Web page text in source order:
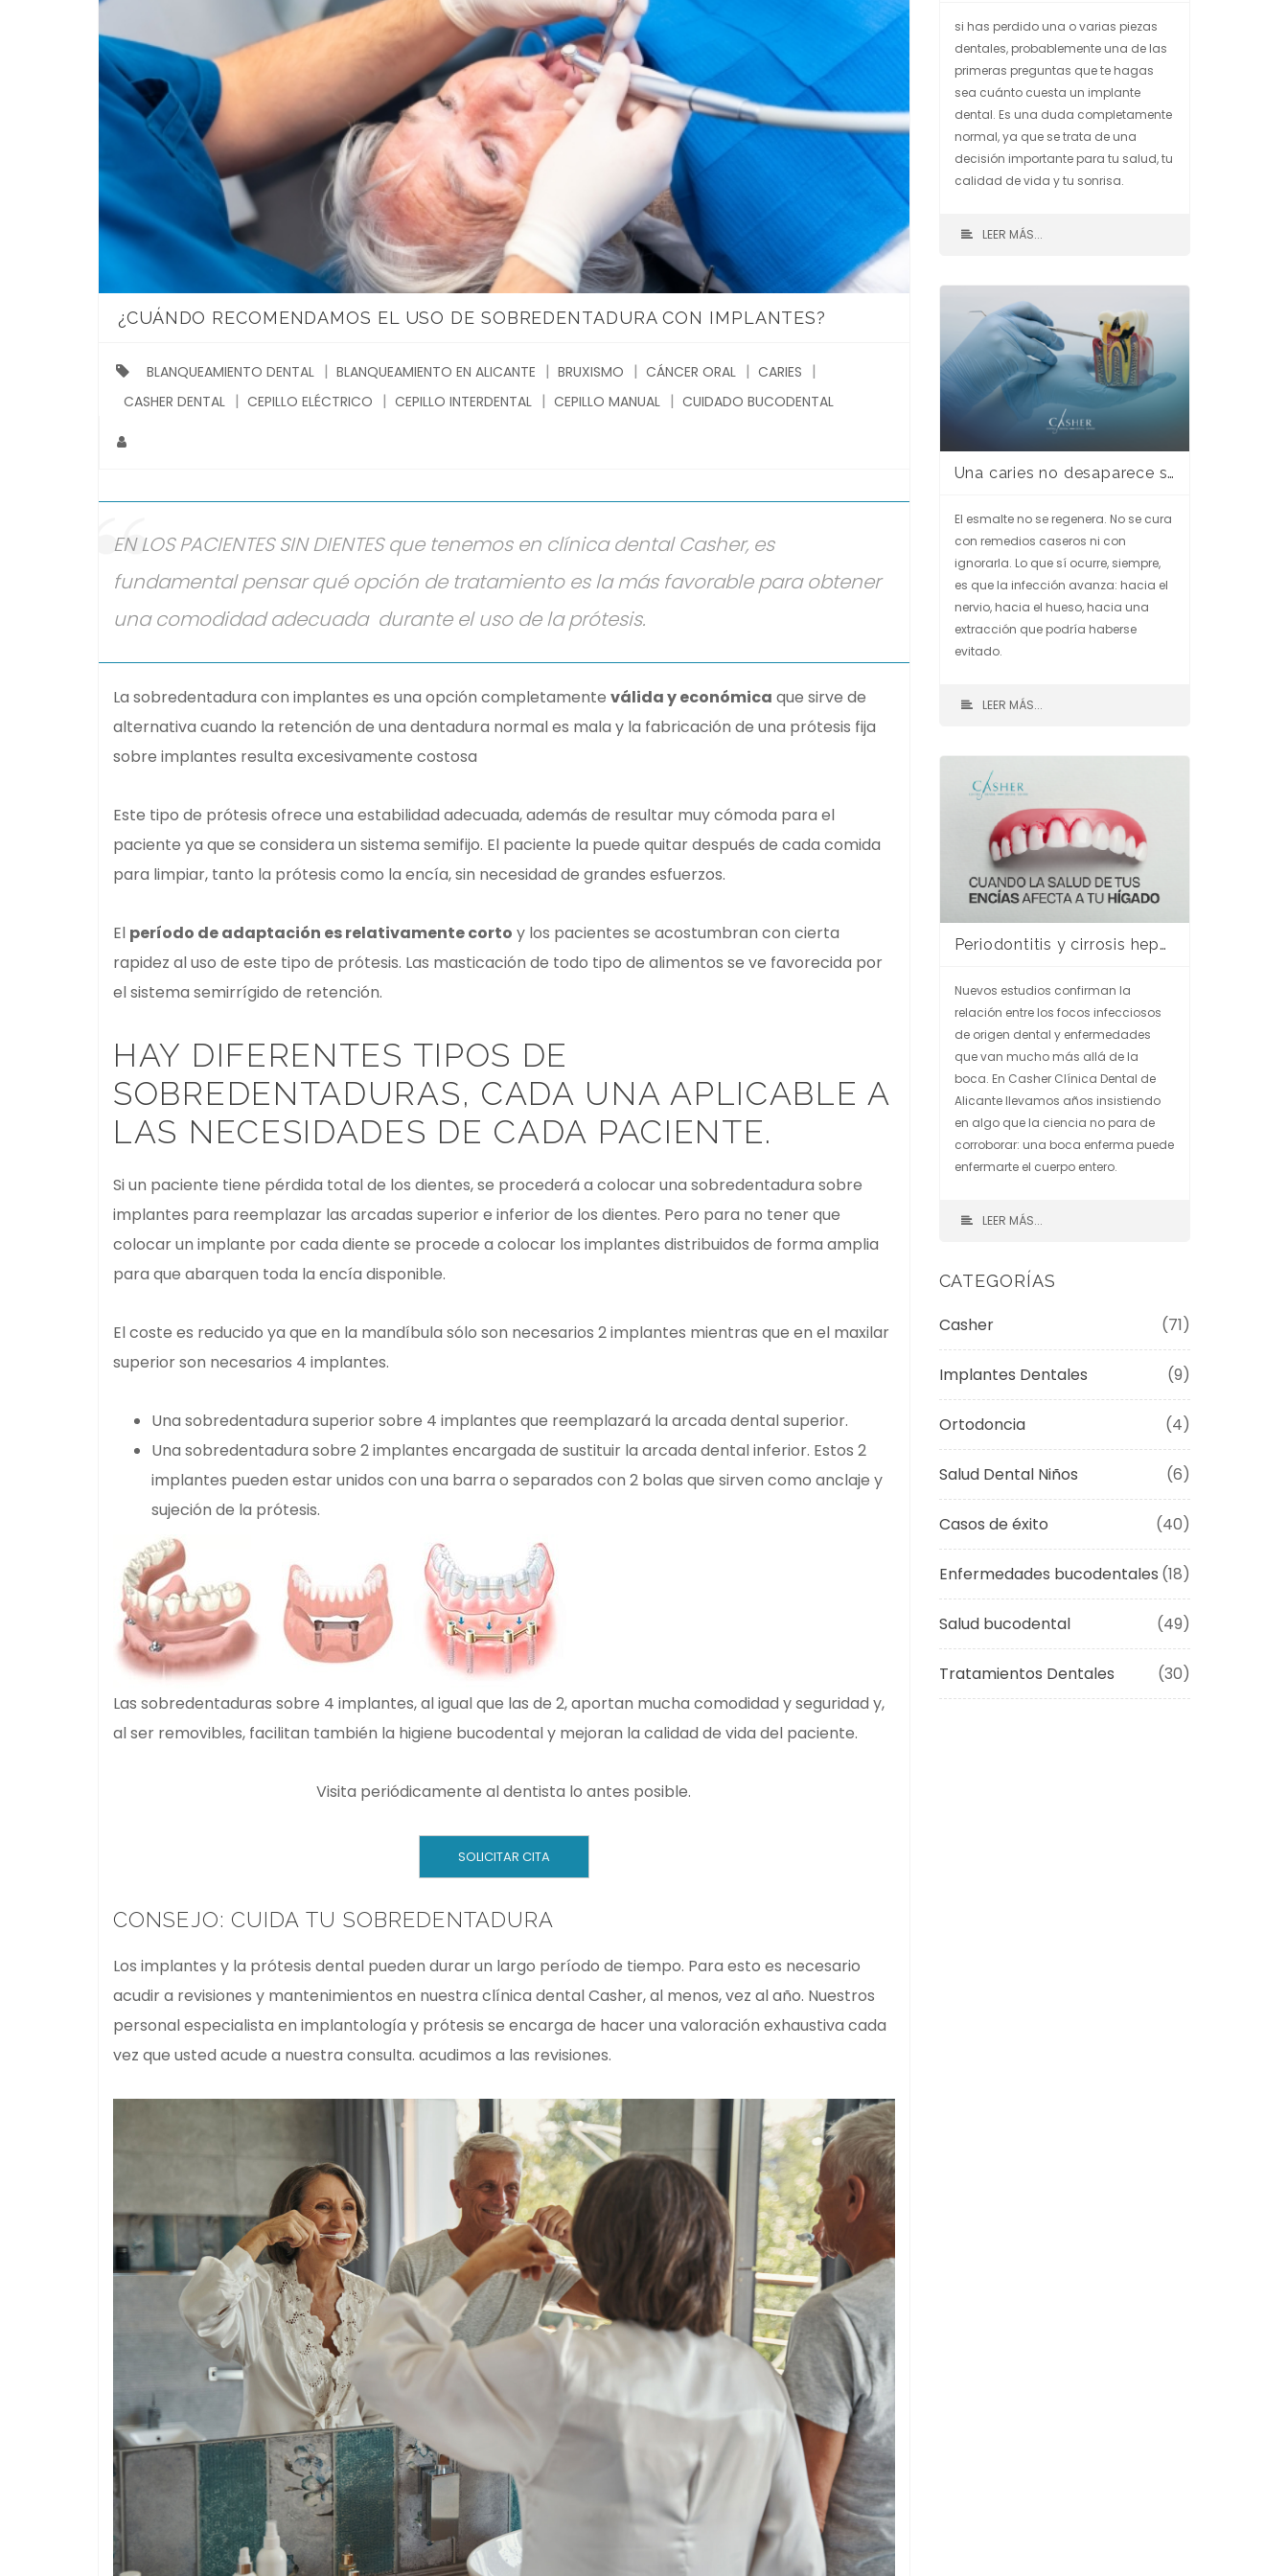
¿CUÁNDO RECOMENDAMOS EL USO DE SOBREDENTADURA CON IMPLANTES?
BLANQUEAMIENTO DENTAL BLANQUEAMIENTO EN ALICANTE BRUXISMO CÁNCER ORAL
CARIES
CASHER DENTAL
CEPILLO ELÉCTRICO CEPILLO INTERDENTAL CEPILLO MANUAL CUIDADO BUCODENTAL
EN LOS PACIENTES SIN DIENTES que tenemos en clínica dental Casher, es
fundamental pensar qué opción de tratamiento es la más favorable para obtener
una comodidad adecuada durante el uso de la prótesis.
La sobredentadura con implantes es una opción completamente válida y económica que sirve de
alternativa cuando la retención de una dentadura normal es mala y la fabricación de una prótesis fija
sobre implantes resulta excesivamente costosa
Este tipo de prótesis ofrece una estabilidad adecuada, además de resultar muy cómoda para el
paciente ya que se considera un sistema semifijo. El paciente la puede quitar después de cada comida
para limpiar, tanto la prótesis como la encía, sin necesidad de grandes esfuerzos.
El período de adaptación es relativamente corto y los pacientes se acostumbran con cierta
rapidez al uso de este tipo de prótesis. Las masticación de todo tipo de alimentos se ve favorecida por
el sistema semirrígido de retención.
HAY DIFERENTES TIPOS DE
SOBREDENTADURAS, CADA UNA APLICABLE A
LAS NECESIDADES DE CADA PACIENTE.
Si un paciente tiene pérdida total de los dientes, se procederá a colocar una sobredentadura sobre
implantes para reemplazar las arcadas superior e inferior de los dientes. Pero para no tener que
colocar un implante por cada diente se procede a colocar los implantes distribuidos de forma amplia
para que abarquen toda la encía disponible.
El coste es reducido ya que en la mandíbula sólo son necesarios 2 implantes mientras que en el maxilar
superior son necesarios 4 implantes.
Una sobredentadura superior sobre 4 implantes que reemplazará la arcada dental superior.
Una sobredentadura sobre 2 implantes encargada de sustituir la arcada dental inferior. Estos 2
implantes pueden estar unidos con una barra o separados con 2 bolas que sirven como anclaje y
sujeción de la prótesis.
Las sobredentaduras sobre 4 implantes, al igual que las de 2, aportan mucha comodidad y seguridad y,
al ser removibles, facilitan también la higiene bucodental y mejoran la calidad de vida del paciente.
Visita periódicamente al dentista lo antes posible.
SOLICITAR CITA
CONSEJO: CUIDA TU SOBREDENTADURA
Los implantes y la prótesis dental pueden durar un largo período de tiempo. Para esto es necesario
acudir a revisiones y mantenimientos en nuestra clínica dental Casher, al menos, vez al año. Nuestros
personal especialista en implantología y prótesis se encarga de hacer una valoración exhaustiva cada
vez que usted acude a nuestra consulta. acudimos a las revisiones.
si has perdido una o varias piezas
dentales, probablemente una de las
primeras preguntas que te hagas
sea cuánto cuesta un implante
dental. Es una duda completamente
normal, ya que se trata de una
decisión importante para tu salud, tu
calidad de vida y tu sonrisa.
LEER MÁS...
Una caries no desaparece sola. Y cuanto más esperas, más cara sale.
El esmalte no se regenera. No se cura
con remedios caseros ni con
ignorarla. Lo que sí ocurre, siempre,
es que la infección avanza: hacia el
nervio, hacia el hueso, hacia una
extracción que podría haberse
evitado.
LEER MÁS...
Periodontitis y cirrosis hepática: cuando la salud de tus encías afecta a tu hígado
Nuevos estudios confirman la
relación entre los focos infecciosos
de origen dental y enfermedades
que van mucho más allá de la
boca. En Casher Clínica Dental de
Alicante llevamos años insistiendo
en algo que la ciencia no para de
corroborar: una boca enferma puede
enfermarte el cuerpo entero.
LEER MÁS...
CATEGORÍAS
Casher (71)
Implantes Dentales (9)
Ortodoncia (4)
Salud Dental Niños (6)
Casos de éxito (40)
Enfermedades bucodentales (18)
Salud bucodental (49)
Tratamientos Dentales (30)